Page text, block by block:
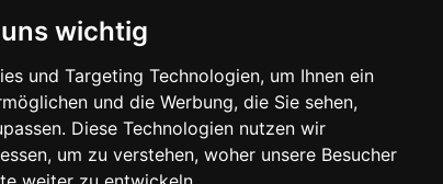
wichtig
und Targeting Technologien, um Ihnen ein
und die Werbung, die Sie sehen,
Diese Technologien nutzen wir
um zu verstehen, woher unsere Besucher
« Zurück Weiter »